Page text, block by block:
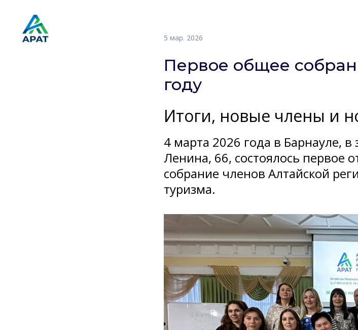
5 мар. 2026
Первое общее
году
Итоги, новые члены и
4 марта 2026 года в Барнауле, в
Ленина, 66, состоялось первое
собрание членов Алтайской
туризма.